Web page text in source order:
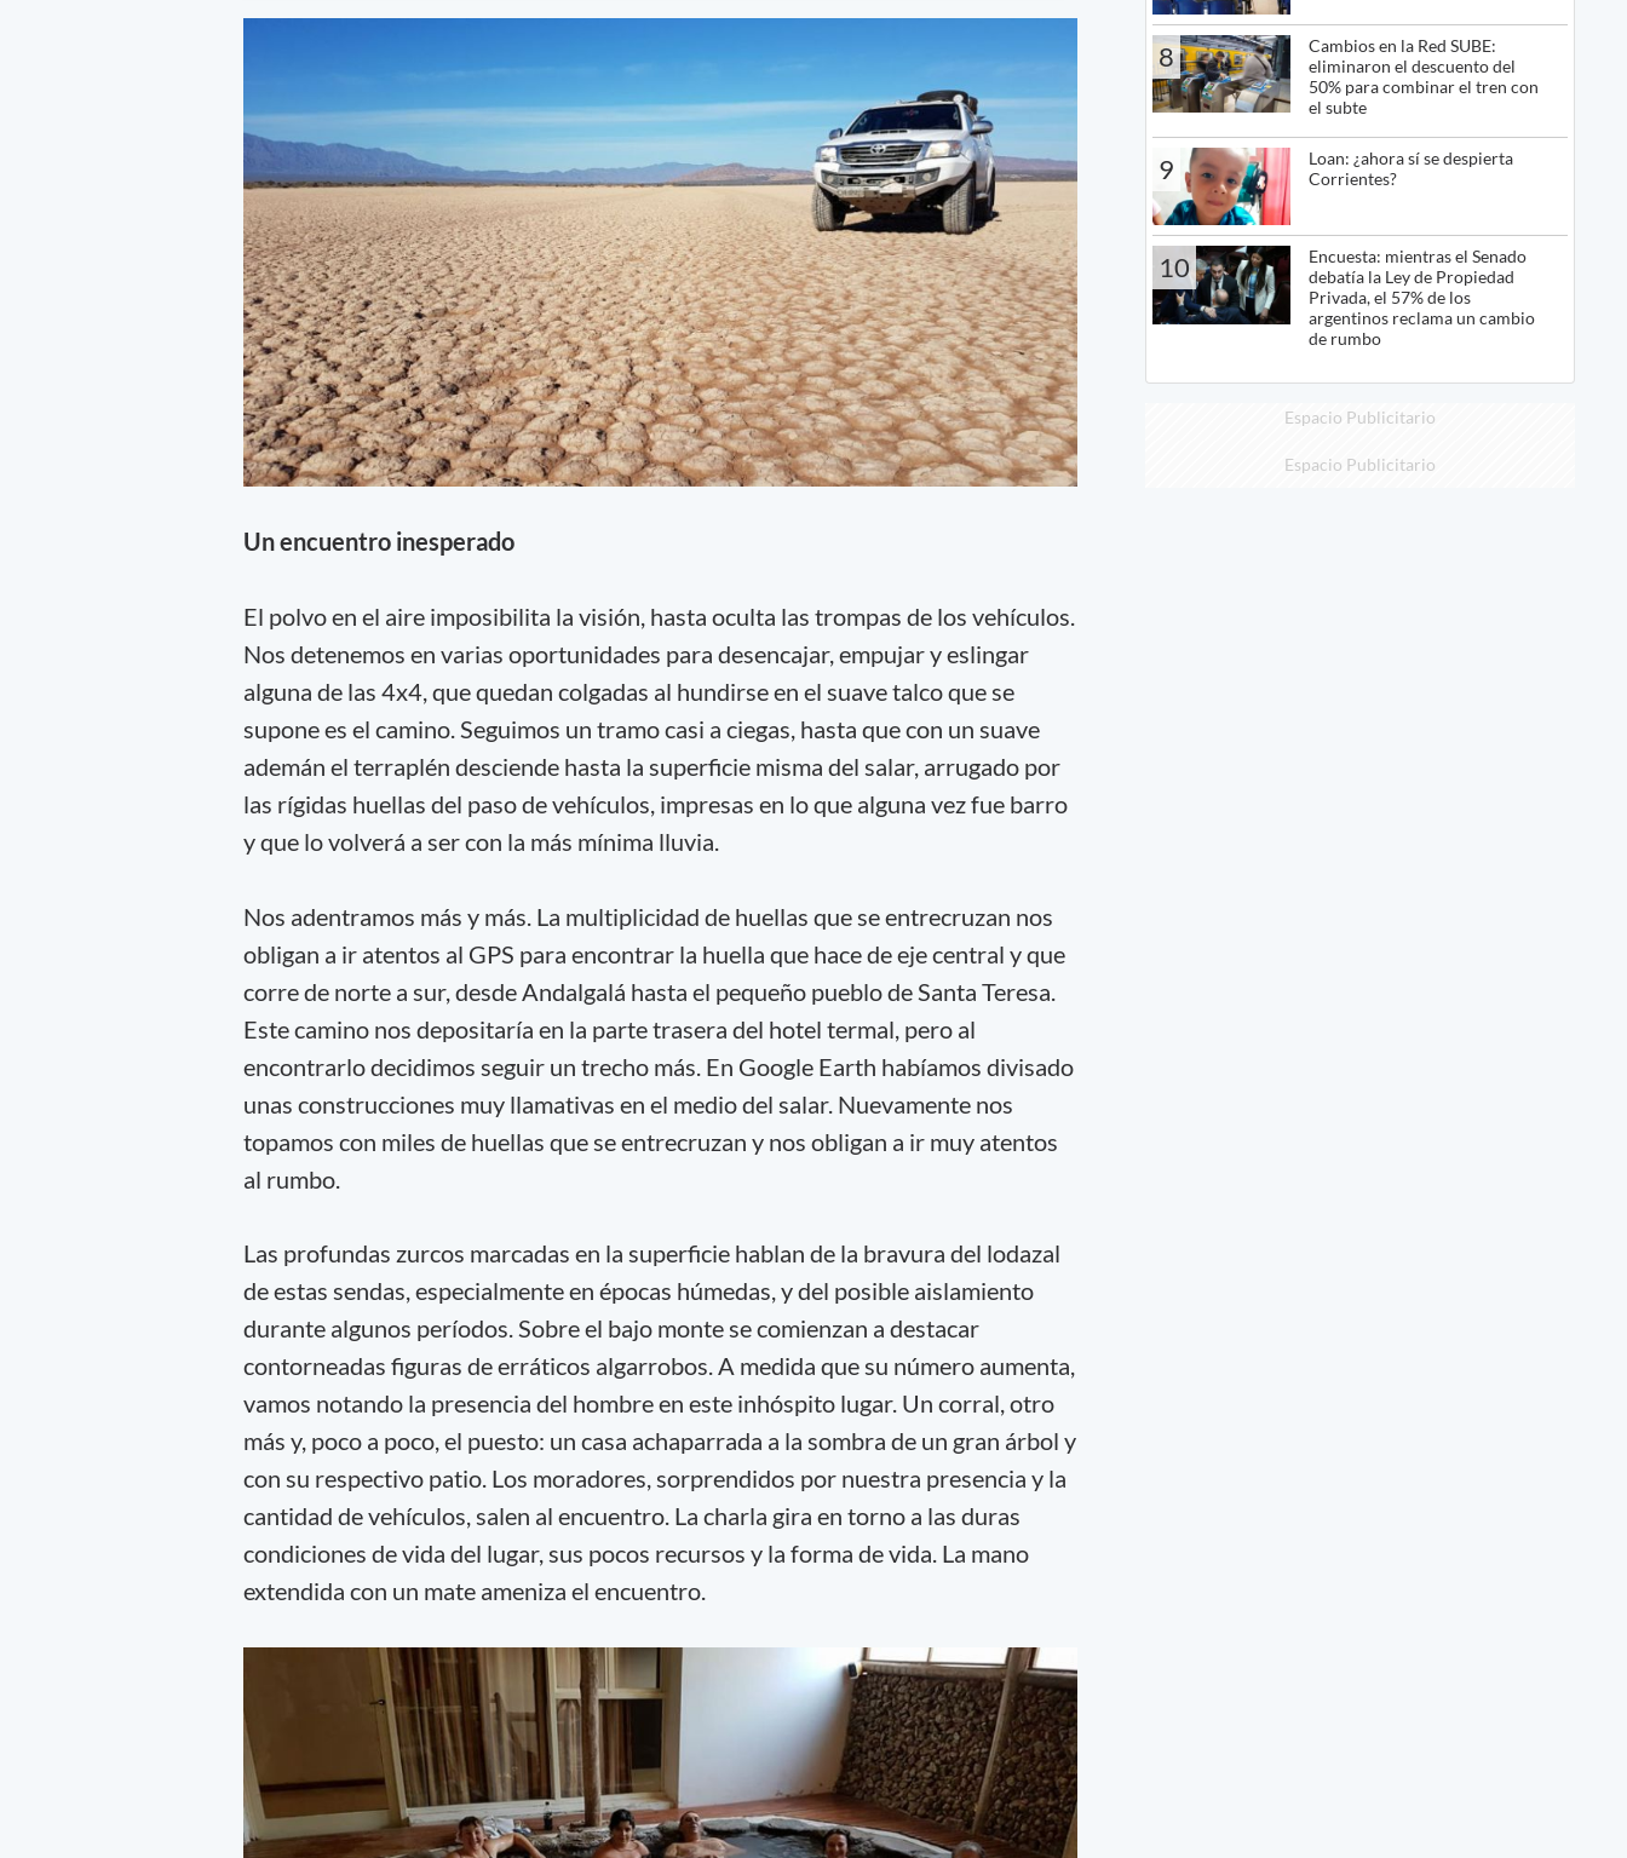
Un encuentro inesperado
El polvo en el aire imposibilita la visión, hasta oculta las trompas de los vehículos.
Nos detenemos en varias oportunidades para desencajar, empujar y eslingar
alguna de las 4x4, que quedan colgadas al hundirse en el suave talco que se
supone es el camino. Seguimos un tramo casi a ciegas, hasta que con un suave
ademán el terraplén desciende hasta la superficie misma del salar, arrugado por
las rígidas huellas del paso de vehículos, impresas en lo que alguna vez fue barro
y que lo volverá a ser con la más mínima lluvia.
Nos adentramos más y más. La multiplicidad de huellas que se entrecruzan nos
obligan a ir atentos al GPS para encontrar la huella que hace de eje central y que
corre de norte a sur, desde Andalgalá hasta el pequeño pueblo de Santa Teresa.
Este camino nos depositaría en la parte trasera del hotel termal, pero al
encontrarlo decidimos seguir un trecho más. En Google Earth habíamos divisado
unas construcciones muy llamativas en el medio del salar. Nuevamente nos
topamos con miles de huellas que se entrecruzan y nos obligan a ir muy atentos
al rumbo.
Las profundas zurcos marcadas en la superficie hablan de la bravura del lodazal
de estas sendas, especialmente en épocas húmedas, y del posible aislamiento
durante algunos períodos. Sobre el bajo monte se comienzan a destacar
contorneadas figuras de erráticos algarrobos. A medida que su número aumenta,
vamos notando la presencia del hombre en este inhóspito lugar. Un corral, otro
más y, poco a poco, el puesto: un casa achaparrada a la sombra de un gran árbol y
con su respectivo patio. Los moradores, sorprendidos por nuestra presencia y la
cantidad de vehículos, salen al encuentro. La charla gira en torno a las duras
condiciones de vida del lugar, sus pocos recursos y la forma de vida. La mano
extendida con un mate ameniza el encuentro.
8
Cambios en la Red SUBE:
eliminaron el descuento del
50% para combinar el tren con
el subte
9
Loan: ¿ahora sí se despierta
Corrientes?
10
Encuesta: mientras el Senado
debatía la Ley de Propiedad
Privada, el 57% de los
argentinos reclama un cambio
de rumbo
Espacio Publicitario
Espacio Publicitario